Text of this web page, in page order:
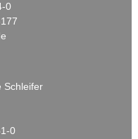
0
Schleifer
0